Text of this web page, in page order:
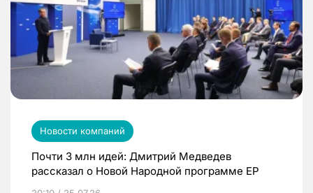
Новости компаний
Почти 3 млн идей: Дмитрий Медведев
рассказал о Новой Народной программе ЕР